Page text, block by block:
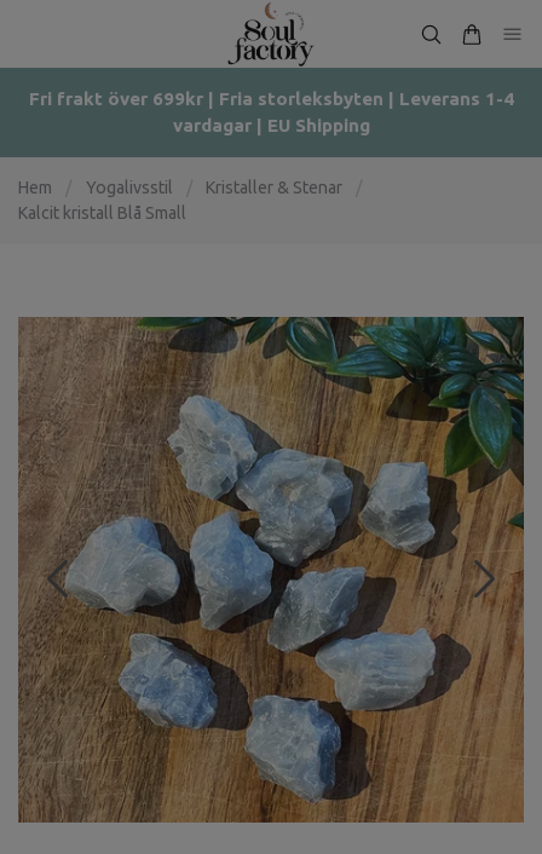
Fri frakt över 699kr | Fria storleksbyten | Leverans 1-4
vardagar | EU Shipping
Hem Yogalivsstil Kristaller & Stenar
Kalcit kristall Blå Small